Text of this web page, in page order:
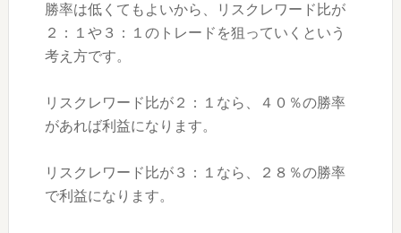
勝率は低くてもよいから、リスクレワード比が
２：１や３：１のトレードを狙っていくという
考え方です。
リスクレワード比が２：１なら、４０％の勝率
があれば利益になります。
リスクレワード比が３：１なら、２８％の勝率
で利益になります。